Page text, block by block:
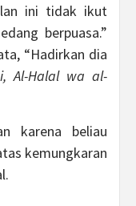
ini tidak ikut
berpuasa.”
“Hadirkan dia
Al-Halal wa al-
karena beliau
kemungkaran